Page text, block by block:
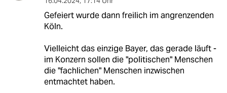
Gefeiert wurde dann freilich im angrenzenden
Köln.
Vielleicht das einzige Bayer, das gerade läuft -
im Konzern sollen die "politischen" Menschen
die "fachlichen" Menschen inzwischen
entmachtet haben.